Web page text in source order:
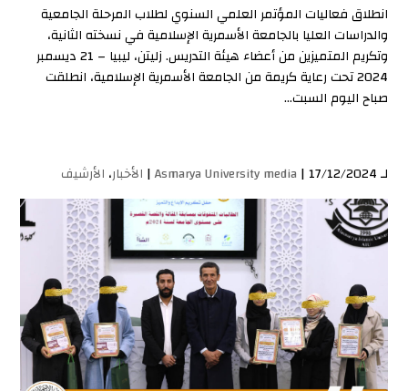
انطلاق فعاليات المؤتمر العلمي السنوي لطلاب المرحلة الجامعية
والدراسات العليا بالجامعة الأسمرية الإسلامية في نسخته الثانية،
وتكريم المتميزين من أعضاء هيئة التدريس. زليتن، ليبيا – 21 ديسمبر
2024 تحت رعاية كريمة من الجامعة الأسمرية الإسلامية، انطلقت
صباح اليوم السبت...
لـ Asmarya University media | 17/12/2024 | الأخبار، الأرشيف